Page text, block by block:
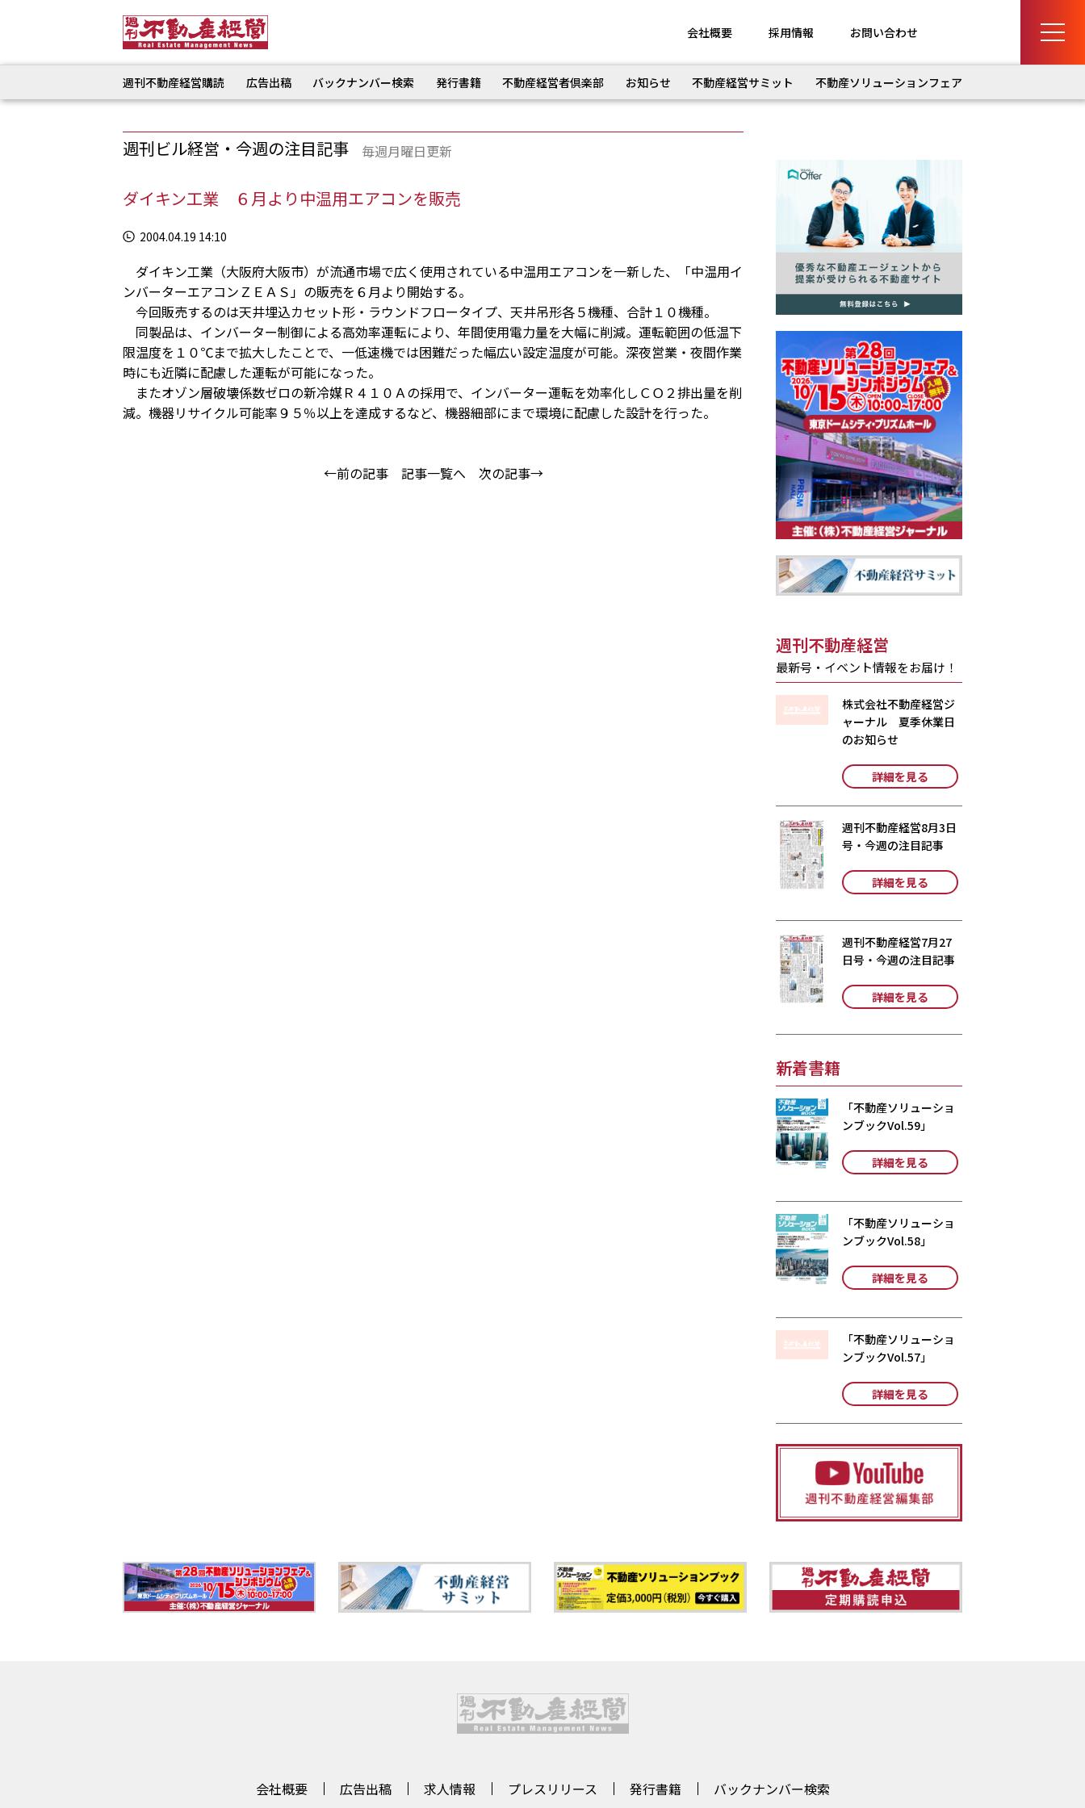
会社概要 採用情報 お問い合わせ
週刊不動産経営購読 広告出稿 バックナンバー検索 発行書籍 不動産経営者倶楽部 お知らせ 不動産経営サミット 不動産ソリューションフェア
週刊ビル経営・今週の注目記事 毎週月曜日更新
ダイキン工業 ６月より中温用エアコンを販売
2004.04.19 14:10
ダイキン工業（大阪府大阪市）が流通市場で広く使用されている中温用エアコンを一新した、「中温用イ
ンバーターエアコンＺＥＡＳ」の販売を６月より開始する。
今回販売するのは天井埋込カセット形・ラウンドフロータイプ、天井吊形各５機種、合計１０機種。
同製品は、インバーター制御による高効率運転により、年間使用電力量を大幅に削減。運転範囲の低温下
限温度を１０℃まで拡大したことで、一低速機では困難だった幅広い設定温度が可能。深夜営業・夜間作業
時にも近隣に配慮した運転が可能になった。
またオゾン層破壊係数ゼロの新冷媒Ｒ４１０Ａの採用で、インバーター運転を効率化しＣＯ２排出量を削
減。機器リサイクル可能率９５％以上を達成するなど、機器細部にまで環境に配慮した設計を行った。
←前の記事 記事一覧へ 次の記事→
週刊不動産経営
最新号・イベント情報をお届け！
株式会社不動産経営ジ
ャーナル 夏季休業日
のお知らせ
詳細を見る
週刊不動産経営8月3日
号・今週の注目記事
詳細を見る
週刊不動産経営7月27
日号・今週の注目記事
詳細を見る
新着書籍
「不動産ソリューショ
ンブックVol.59」
詳細を見る
「不動産ソリューショ
ンブックVol.58」
詳細を見る
「不動産ソリューショ
ンブックVol.57」
詳細を見る
会社概要 広告出稿 求人情報 プレスリリース 発行書籍 バックナンバー検索